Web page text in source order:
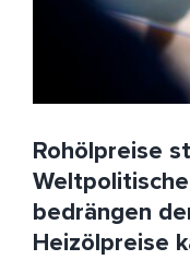
Rohölpreise
bedrängen
Heizölpreise